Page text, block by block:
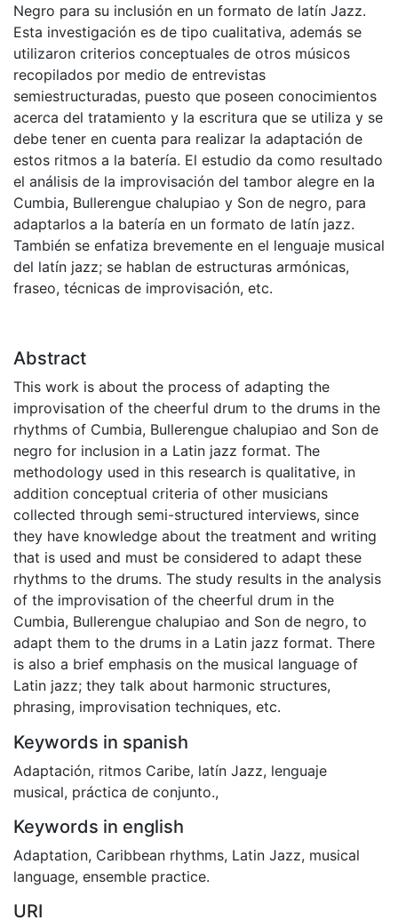
Negro para su inclusión en un formato de latín Jazz.
Esta investigación es de tipo cualitativa, además se
utilizaron criterios conceptuales de otros músicos
recopilados por medio de entrevistas
semiestructuradas, puesto que poseen conocimientos
acerca del tratamiento y la escritura que se utiliza y se
debe tener en cuenta para realizar la adaptación de
estos ritmos a la batería. El estudio da como resultado
el análisis de la improvisación del tambor alegre en la
Cumbia, Bullerengue chalupiao y Son de negro, para
adaptarlos a la batería en un formato de latín jazz.
También se enfatiza brevemente en el lenguaje musical
del latín jazz; se hablan de estructuras armónicas,
fraseo, técnicas de improvisación, etc.
Abstract
This work is about the process of adapting the
improvisation of the cheerful drum to the drums in the
rhythms of Cumbia, Bullerengue chalupiao and Son de
negro for inclusion in a Latin jazz format. The
methodology used in this research is qualitative, in
addition conceptual criteria of other musicians
collected through semi-structured interviews, since
they have knowledge about the treatment and writing
that is used and must be considered to adapt these
rhythms to the drums. The study results in the analysis
of the improvisation of the cheerful drum in the
Cumbia, Bullerengue chalupiao and Son de negro, to
adapt them to the drums in a Latin jazz format. There
is also a brief emphasis on the musical language of
Latin jazz; they talk about harmonic structures,
phrasing, improvisation techniques, etc.
Keywords in spanish
Adaptación, ritmos Caribe, latín Jazz, lenguaje
musical, práctica de conjunto.,
Keywords in english
Adaptation, Caribbean rhythms, Latin Jazz, musical
language, ensemble practice.
URI